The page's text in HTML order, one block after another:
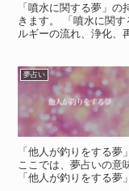
「噴水に関する夢」
きます。 「噴水に関
ルギーの流れ、浄化、
夢占い
「他人が釣りをする夢
ここでは、夢占いの意
「他人が釣りをする夢